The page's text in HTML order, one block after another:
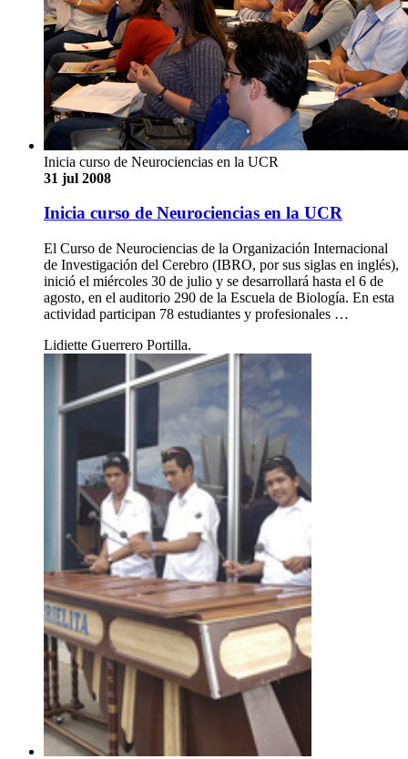
Inicia curso de Neurociencias en la UCR
31 jul 2008
Inicia curso de Neurociencias en la UCR
El Curso de Neurociencias de la Organización Internacional
de Investigación del Cerebro (IBRO, por sus siglas en inglés),
inició el miércoles 30 de julio y se desarrollará hasta el 6 de
agosto, en el auditorio 290 de la Escuela de Biología. En esta
actividad participan 78 estudiantes y profesionales …
Lidiette Guerrero Portilla.